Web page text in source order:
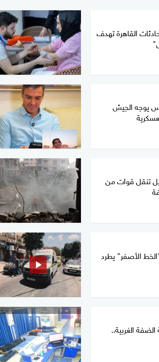
القاهرة تهدف
يوجه الجيش
تنقل قوات من
الأصفر" يطرد
الغربية..